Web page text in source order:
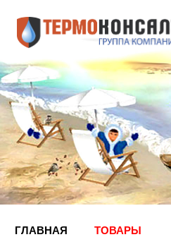
ГЛАВНАЯ ТОВАРЫ